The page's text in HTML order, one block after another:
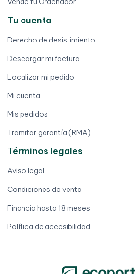
Tu cuenta
Derecho de desistimiento
Descargar mi factura
Localizar mi pedido
Mi cuenta
Mis pedidos
Tramitar garantía (RMA)
Términos legales
Aviso legal
Condiciones de venta
Financia hasta 18 meses
Política de accesibilidad